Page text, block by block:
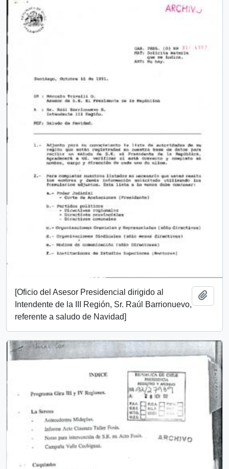
[Oficio del Asesor Presidencial dirigido al
Intendente de la III Región, Sr. Raúl Barrionuevo,
referente a saludo de Navidad]